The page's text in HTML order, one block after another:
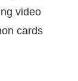
video
cards